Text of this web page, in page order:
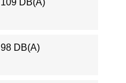
109 DB(A)
98 DB(A)